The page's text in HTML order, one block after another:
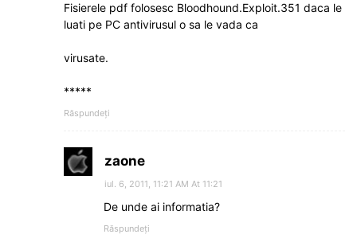
Fisierele pdf folosesc Bloodhound.Exploit.351 daca le
luati pe PC antivirusul o sa le vada ca
virusate.
*****
Răspundeți
zaone
iul. 6, 2011, 11:21 AM At 11:21
De unde ai informatia?
Răspundeți